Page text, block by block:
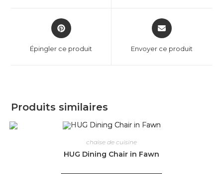
Épingler ce produit Envoyer ce produit
Produits similaires
chaise de cuisine
HUG Dining Chair in Fawn